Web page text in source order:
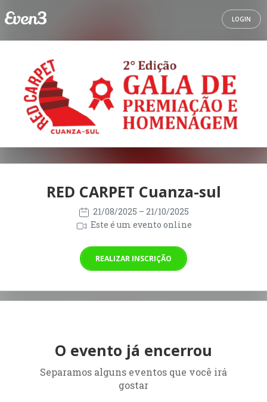
LOGIN
RED CARPET Cuanza-sul
21/08/2025 – 21/10/2025
Este é um evento online
REALIZAR INSCRIÇÃO
O evento já encerrou
Separamos alguns eventos que você irá
gostar